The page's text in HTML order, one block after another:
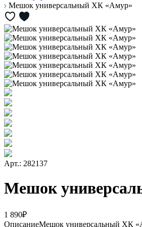
Мешок универсальный ХК «Амур»
Арт.: 282137
Мешок
1 890₽
ОписаниеМешок универсальный ХК